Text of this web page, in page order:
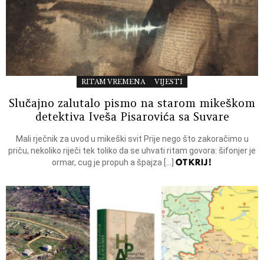
RITAM VREMENA VIJESTI
Slučajno zalutalo pismo na starom mikeškom
detektiva Iveša Pisarovića sa Suvare
Mali rječnik za uvod u mikeški svit Prije nego što zakoračimo u
priču, nekoliko riječi tek toliko da se uhvati ritam govora: šifonjer je
ormar, cug je propuh a špajza […] OTKRIJ!